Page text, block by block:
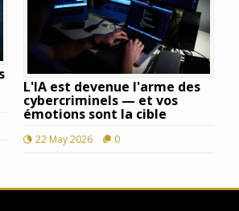
L'IA est devenue l'arme des
cybercriminels — et vos
émotions sont la cible
22 May 2026 0